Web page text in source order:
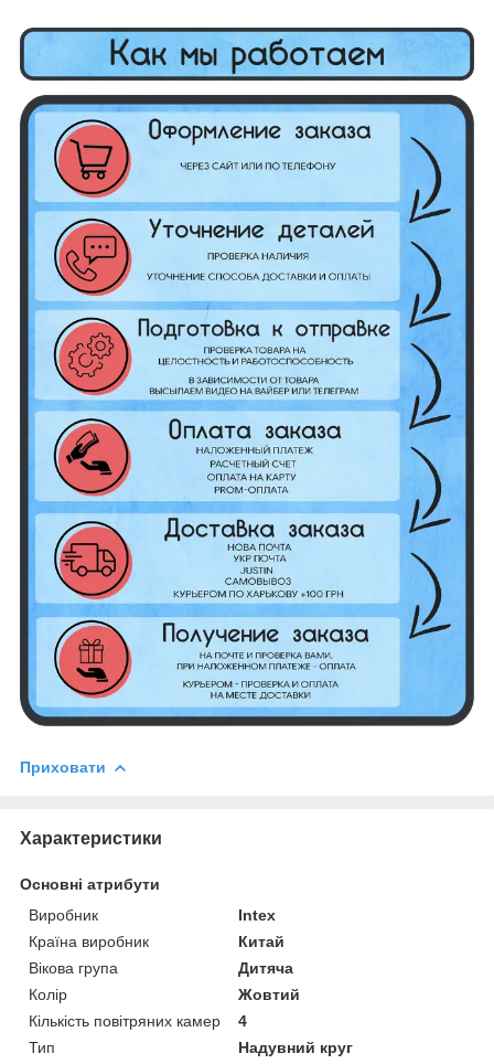
Приховати
Характеристики
Основні атрибути
Виробник
Intex
Країна виробник
Китай
Вікова група
Дитяча
Колір
Жовтий
Кількість повітряних камер
4
Тип
Надувний круг